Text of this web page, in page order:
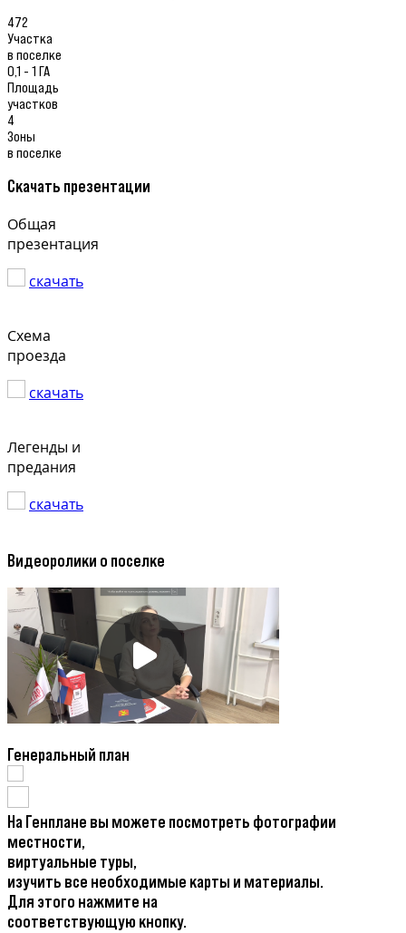
472
Участка
в поселке
0,1 - 1 ГА
Площадь
участков
4
Зоны
в поселке
Скачать презентации
Общая
презентация
скачать
Схема
проезда
скачать
Легенды и
предания
скачать
Видеоролики о поселке
Генеральный план
На Генплане вы можете посмотреть фотографии
местности,
виртуальные туры,
изучить все необходимые карты и материалы.
Для этого нажмите на
соответствующую кнопку.